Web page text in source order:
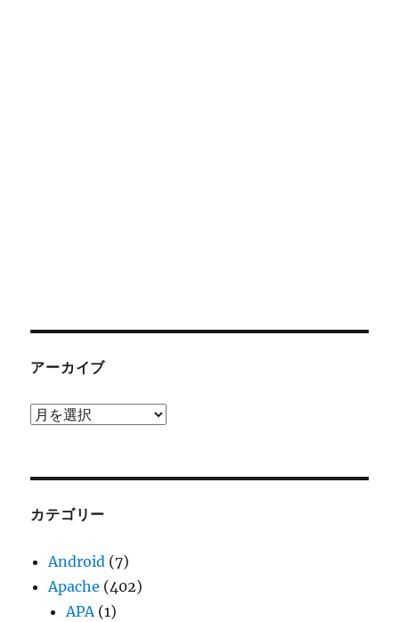
アーカイブ
ア
ブ
カテゴリー
Android (7)
Apache (402)
APA(1)